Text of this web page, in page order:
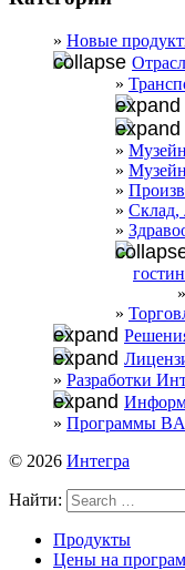
Новые
Склад,
Разработки
Программы
© 2026 Интегра
Найти:
Продукты
Цены на